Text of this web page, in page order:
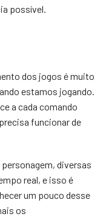
possível.
dos jogos é muito
estamos jogando.
a cada comando
funcionar de
diversas
real, e isso é
um pouco desse
os